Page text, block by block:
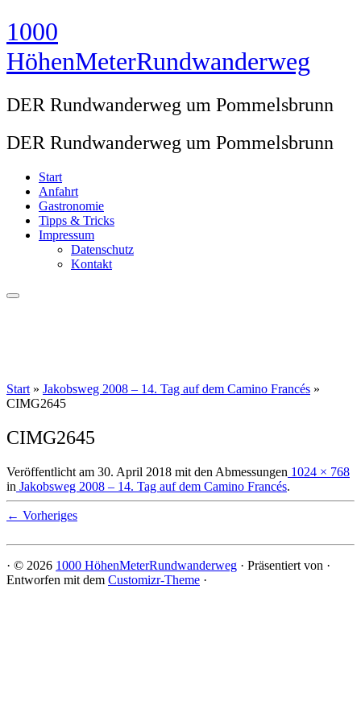
Zum
Inhalt
springen
1000
HöhenMeterRundwanderweg
DER Rundwanderweg um Pommelsbrunn
DER Rundwanderweg um Pommelsbrunn
Start
Anfahrt
Gastronomie
Tipps & Tricks
Impressum
Datenschutz
Kontakt
Start » Jakobsweg 2008 – 14. Tag auf dem Camino Francés »
CIMG2645
CIMG2645
Veröffentlicht am 30. April 2018 mit den Abmessungen 1024 × 768
in Jakobsweg 2008 – 14. Tag auf dem Camino Francés.
← Vorheriges
· © 2026 1000 HöhenMeterRundwanderweg · Präsentiert von ·
Entworfen mit dem Customizr-Theme ·